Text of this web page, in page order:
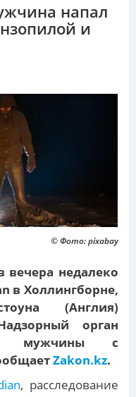
напал
и
© Фото: pixabay
вечера недалеко
в Холлингборне,
(Англия)
орган
мужчины с
Zakon.kz.
, расследование